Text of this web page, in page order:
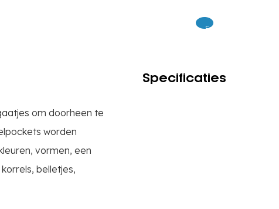
99
Excl.
om doorheen te
worden
vormen, een
belletjes,
Specificaties